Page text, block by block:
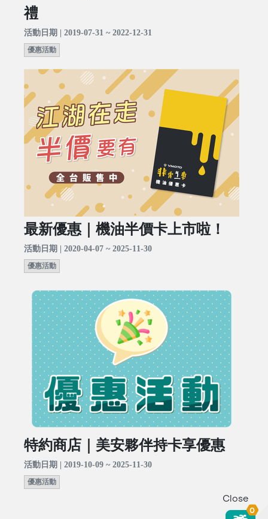
禮
活動日期 | 2019-07-31 ~ 2022-12-31
優惠活動
最新優惠｜機油半價卡上市啦！
活動日期 | 2020-04-07 ~ 2025-11-30
優惠活動
特約商店｜美安夥伴持卡享優惠
活動日期 | 2019-10-09 ~ 2025-11-30
優惠活動
Close
0